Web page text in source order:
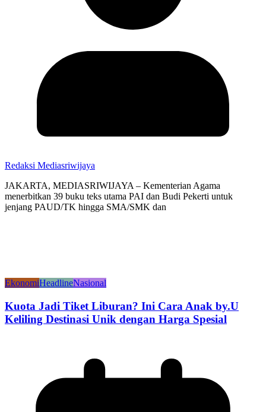
Redaksi Mediasriwijaya
JAKARTA, MEDIASRIWIJAYA – Kementerian Agama
menerbitkan 39 buku teks utama PAI dan Budi Pekerti untuk
jenjang PAUD/TK hingga SMA/SMK dan
EkonomiHeadlineNasional
Kuota Jadi Tiket Liburan? Ini Cara Anak by.U
Keliling Destinasi Unik dengan Harga Spesial